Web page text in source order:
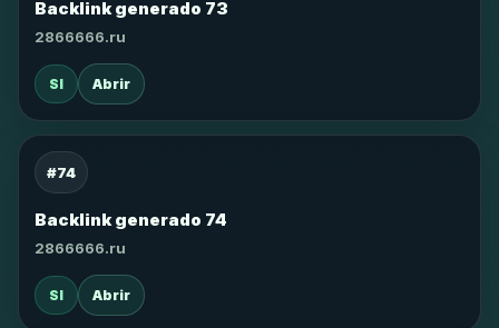
Backlink generado 73
2866666.ru
SI Abrir
#74
Backlink generado 74
2866666.ru
SI Abrir